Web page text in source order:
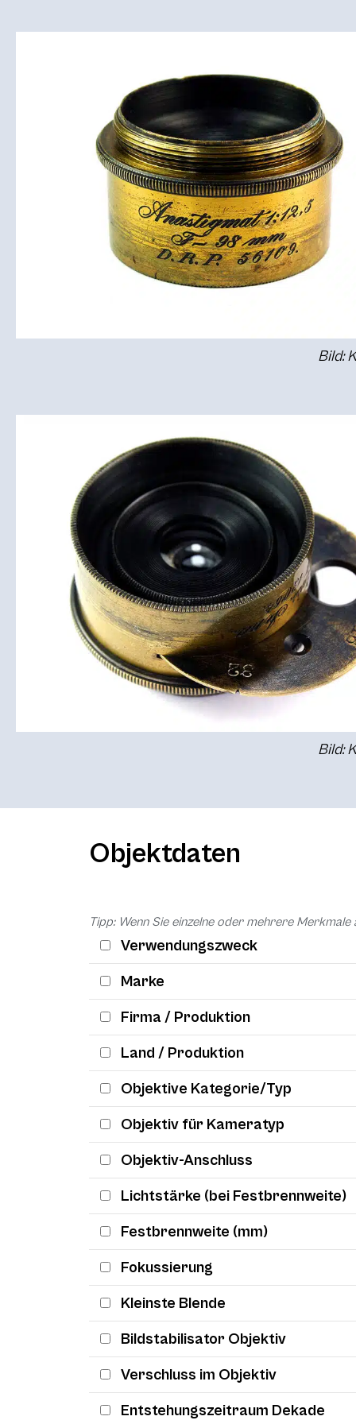
Bild:
Bild:
Objektdaten
Tipp: Wenn Sie einzelne oder mehrere
Verwendungszweck
Marke
Firma / Produktion
Land / Produktion
Objektive Kategorie/Typ
Objektiv für Kameratyp
Objektiv-Anschluss
Lichtstärke (bei Festbrennweite)
Festbrennweite (mm)
Fokussierung
Kleinste Blende
Bildstabilisator Objektiv
Verschluss im Objektiv
Entstehungszeitraum Dekade